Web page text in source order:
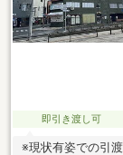
即引き渡し可
※現状有姿での引